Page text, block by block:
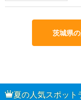
茨城県
夏の人気スポット